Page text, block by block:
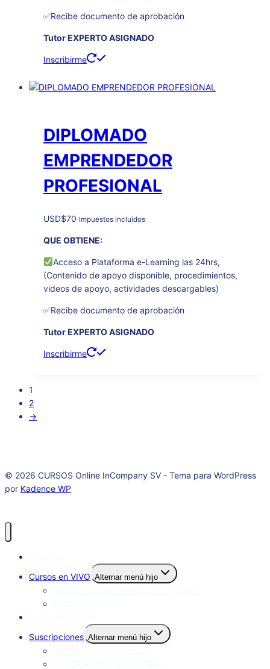
✅Recibe documento de aprobación
Tutor EXPERTO ASIGNADO
Inscribirme
DIPLOMADO
EMPRENDEDOR
PROFESIONAL
USD$70 Impuestos incluidos
QUE OBTIENE:
Acceso a Plataforma e-Learning las 24hrs,
(Contenido de apoyo disponible, procedimientos,
videos de apoyo, actividades descargables)
✅Recibe documento de aprobación
Tutor EXPERTO ASIGNADO
Inscribirme
1
2
→
© 2026 CURSOS Online InCompany SV - Tema para WordPress
por Kadence WP
Cursos en VIVO Alternar menú hijo
Suscripciones Alternar menú hijo